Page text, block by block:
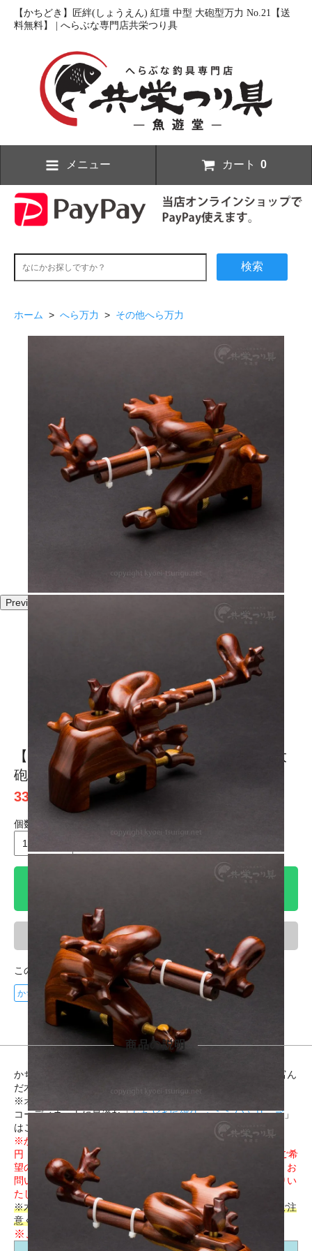
【かちどき】匠絆(しょうえん) 紅壇 中型 大砲型万力 No.21【送
料無料】 | へらぶな専門店共栄つり具
メニュー カート 0
検索
ホーム > へら万力 > その他へら万力
Previous
【かちどき】匠絆(しょうえん) 紅壇 中型 大
砲型万力 No.21【送料無料】
33,100円(税込)
個数
ほしい物リスト
この商品に登録されているタグ
かちどき 匠絆万力
商品の説明
かちどきの「紅壇」を使用した中型へら万力。素材の変化に富ん
だ木目が色気を感じさせる一品です。
※オリジナルの万力収納袋が付属します。
コーディネートに最適な「かちどき匠絆(しょうえん)シリーズ 」
はこちらにございます。
※かちどきの竿掛けに合わせる場合でもコミ調整（税込6,000
円・納期2～3週間）が必要な場合がございます。コミ調整をご希
望の場合は必ずご注文前に
からお問い合わせください。お
問い合わせなくご購入いただいた場合はコミ調整なしでお送りい
たします。
※木製品につき、金属製品と同じ力で扱うと必ず割れます。ご注
意ください。
※こちらの商品は日本国内送料無料でお届けします。
部位別サイズ一覧表（単位/mm）